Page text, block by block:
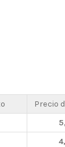
Precio